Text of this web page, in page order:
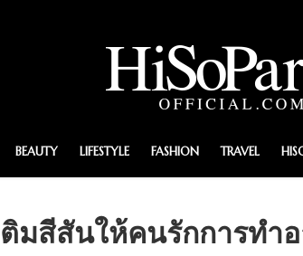
BEAUTY LIFESTYLE FASHION TRAVEL
มสีสันให้คนรักการทำอ